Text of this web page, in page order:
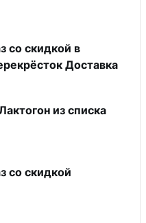
со скидкой в
Доставка
из списка
со скидкой